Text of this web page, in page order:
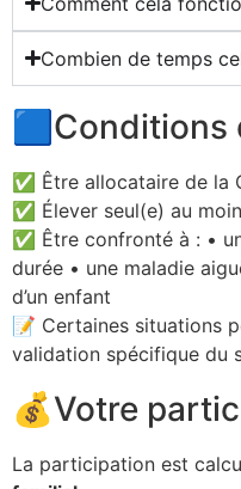
Combien de temps
🟦Conditions
✅ Être allocataire de la
✅ Élever seul(e) au
✅ Être confronté à : •
durée • une maladie
d’un enfant
📝 Certaines situations
validation spécifique du
💰Votre
La participation est